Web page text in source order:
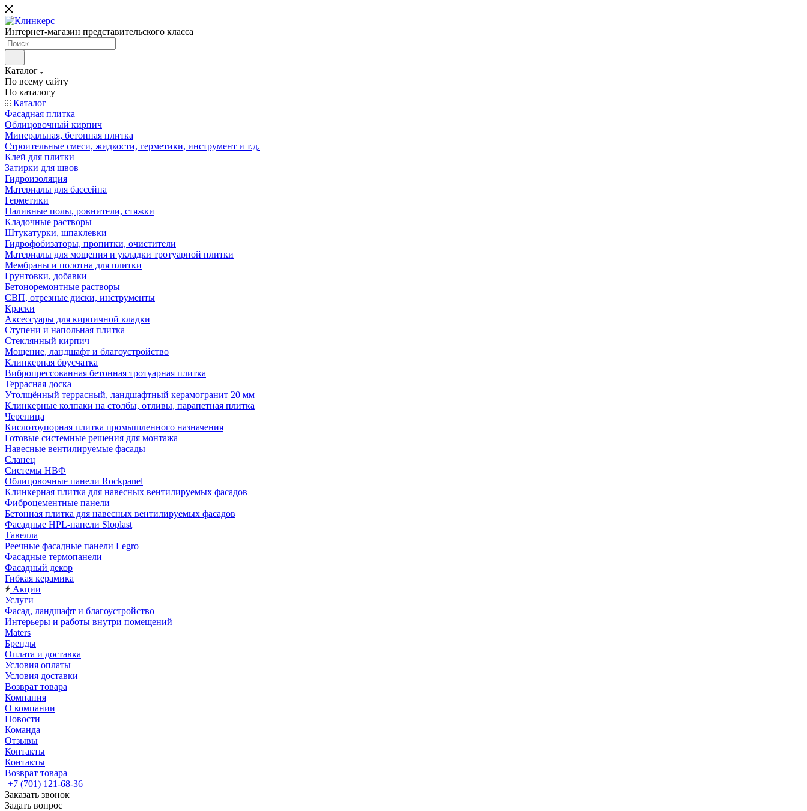
Интернет-магазин представительского класса
Каталог
По всему сайту
По каталогу
Каталог
Фасадная плитка
Облицовочный кирпич
Минеральная, бетонная плитка
Строительные смеси, жидкости, герметики, инструмент и т.д.
Клей для плитки
Затирки для швов
Гидроизоляция
Материалы для бассейна
Герметики
Наливные полы, ровнители, стяжки
Кладочные растворы
Штукатурки, шпаклевки
Гидрофобизаторы, пропитки, очистители
Материалы для мощения и укладки тротуарной плитки
Мембраны и полотна для плитки
Грунтовки, добавки
Бетоноремонтные растворы
СВП, отрезные диски, инструменты
Краски
Аксессуары для кирпичной кладки
Ступени и напольная плитка
Cтеклянный кирпич
Мощение, ландшафт и благоустройство
Клинкерная брусчатка
Вибропрессованная бетонная тротуарная плитка
Террасная доска
Утолщённый террасный, ландшафтный керамогранит 20 мм
Клинкерные колпаки на столбы, отливы, парапетная плитка
Черепица
Кислотоупорная плитка промышленного назначения
Готовые системные решения для монтажа
Навесные вентилируемые фасады
Сланец
Системы НВФ
Облицовочные панели Rockpanel
Клинкерная плитка для навесных вентилируемых фасадов
Фиброцементные панели
Бетонная плитка для навесных вентилируемых фасадов
Фасадные HPL-панели Sloplast
Тавелла
Реечные фасадные панели Legro
Фасадные термопанели
Фасадный декор
Гибкая керамика
Акции
Услуги
Фасад, ландшафт и благоустройство
Интерьеры и работы внутри помещений
Maters
Бренды
Оплата и доставка
Условия оплаты
Условия доставки
Возврат товара
Компания
О компании
Новости
Команда
Отзывы
Контакты
Контакты
Возврат товара
+7 (701) 121-68-36
Заказать звонок
Задать вопрос